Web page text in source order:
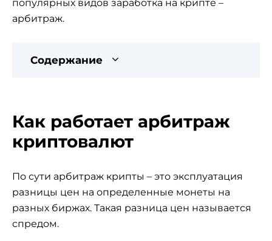
популярных видов заработка на крипте –
арбитраж.
Содержание
Как работает арбитраж
криптовалют
По сути арбитраж крипты – это эксплуатация
разницы цен на определенные монеты на
разных биржах. Такая разница цен называется
спредом.